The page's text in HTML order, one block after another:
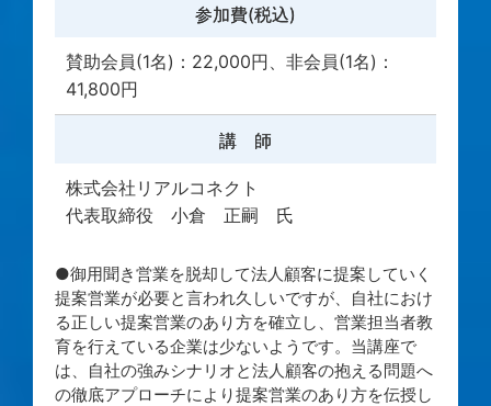
参加費(税込)
賛助会員(1名)：22,000円、非会員(1名)：
41,800円
講 師
株式会社リアルコネクト
代表取締役 小倉 正嗣 氏
●御用聞き営業を脱却して法人顧客に提案していく
提案営業が必要と言われ久しいですが、自社におけ
る正しい提案営業のあり方を確立し、営業担当者教
育を行えている企業は少ないようです。当講座で
は、自社の強みシナリオと法人顧客の抱える問題へ
の徹底アプローチにより提案営業のあり方を伝授し